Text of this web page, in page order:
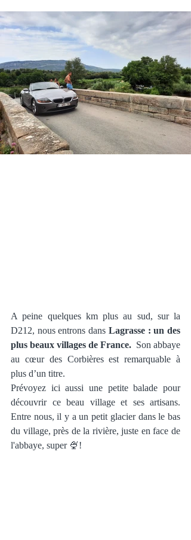
A peine quelques km plus au sud, sur la
D212, nous entrons dans Lagrasse : un des
plus beaux villages de France. Son abbaye
au cœur des Corbières est remarquable à
plus d’un titre.
Prévoyez ici aussi une petite balade pour
découvrir ce beau village et ses artisans.
Entre nous, il y a un petit glacier dans le bas
du village, près de la rivière, juste en face de
l'abbaye, super 🍨!